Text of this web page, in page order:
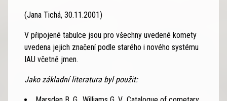
(Jana Tichá, 30.11.2001)
V připojené tabulce jsou pro všechny uvedené komety
uvedena jejich značení podle starého i nového systému
IAU včetně jmen.
Jako základní literatura byl použit: